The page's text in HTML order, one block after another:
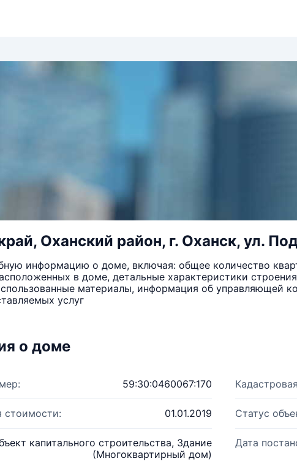
Оханский район, г. Оханск, ул.
информацию о доме, включая: общее количество
в доме, детальные характеристики
материалы, информация об управляющей
услуг
о доме
59:30:0460067:170
стоимости: 01.01.2019 Статус
капитального строительства, Здание
(Многоквартирный дом)
Дата